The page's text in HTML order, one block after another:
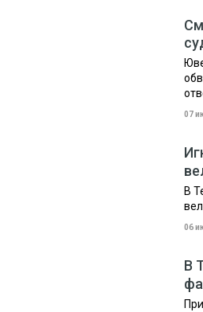
07
В
06
В